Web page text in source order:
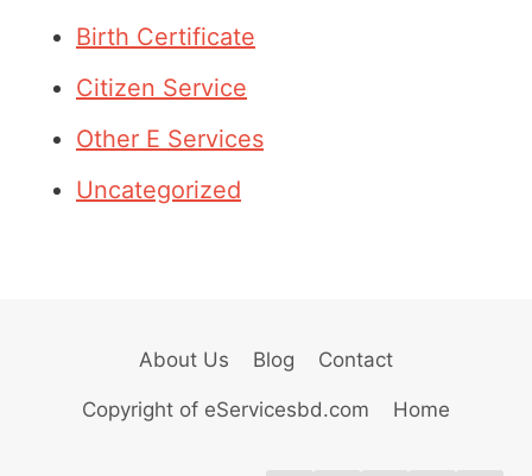
Birth Certificate
Citizen Service
Other E Services
Uncategorized
About Us Blog Contact
Copyright of eServicesbd.com Home